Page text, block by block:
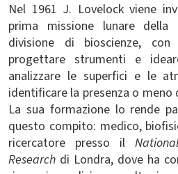
Nel 1961 J. Lovelock viene
prima missione lunare della
divisione di bioscienze, con
progettare strumenti e
analizzare le superfici e le
identificare la presenza o
La sua formazione lo rende
questo compito: medico,
ricercatore presso il
Research di Londra, dove ha